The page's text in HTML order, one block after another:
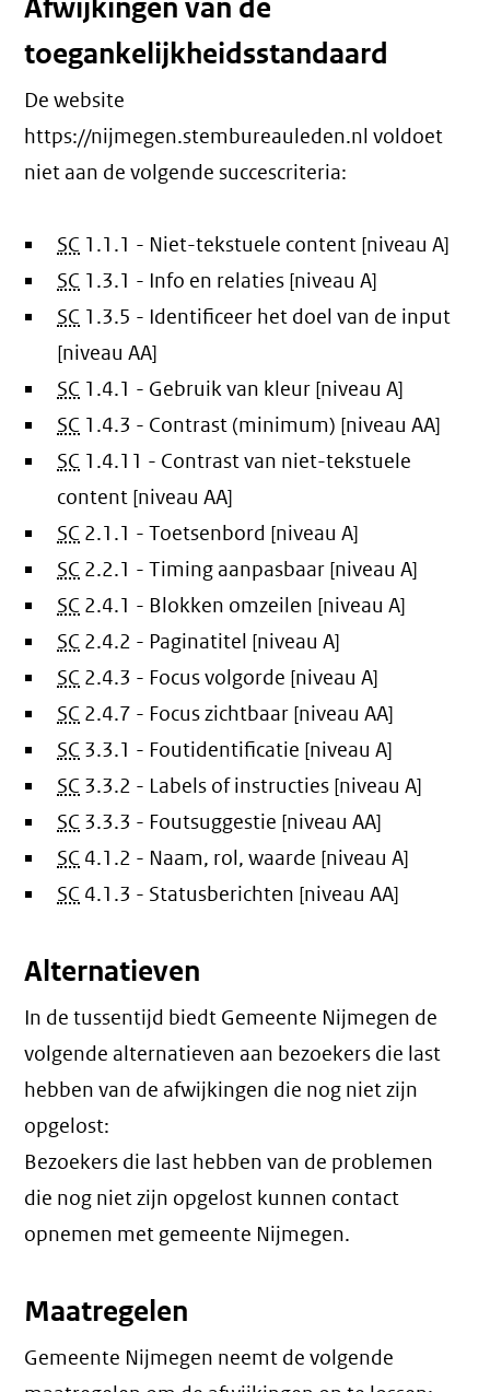
Afwijkingen van de
toegankelijkheidsstandaard
De website
https://nijmegen.stembureauleden.nl voldoet
niet aan de volgende succescriteria:
SC 1.1.1 - Niet-tekstuele content [niveau A]
SC 1.3.1 - Info en relaties [niveau A]
SC 1.3.5 - Identificeer het doel van de input
[niveau AA]
SC 1.4.1 - Gebruik van kleur [niveau A]
SC 1.4.3 - Contrast (minimum) [niveau AA]
SC 1.4.11 - Contrast van niet-tekstuele
content [niveau AA]
SC 2.1.1 - Toetsenbord [niveau A]
SC 2.2.1 - Timing aanpasbaar [niveau A]
SC 2.4.1 - Blokken omzeilen [niveau A]
SC 2.4.2 - Paginatitel [niveau A]
SC 2.4.3 - Focus volgorde [niveau A]
SC 2.4.7 - Focus zichtbaar [niveau AA]
SC 3.3.1 - Foutidentificatie [niveau A]
SC 3.3.2 - Labels of instructies [niveau A]
SC 3.3.3 - Foutsuggestie [niveau AA]
SC 4.1.2 - Naam, rol, waarde [niveau A]
SC 4.1.3 - Statusberichten [niveau AA]
Alternatieven
In de tussentijd biedt Gemeente Nijmegen de
volgende alternatieven aan bezoekers die last
hebben van de afwijkingen die nog niet zijn
opgelost:
Bezoekers die last hebben van de problemen
die nog niet zijn opgelost kunnen contact
opnemen met gemeente Nijmegen.
Maatregelen
Gemeente Nijmegen neemt de volgende